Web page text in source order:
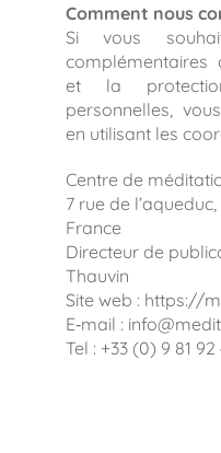
Comment nous
Si vous
complémentaires
et la
personnelles,
en utilisant les
Centre de
7 rue de
France
Directeur de
Thauvin
Site web : https://
E‑mail :
Tel : +33 (0) 9 81 92